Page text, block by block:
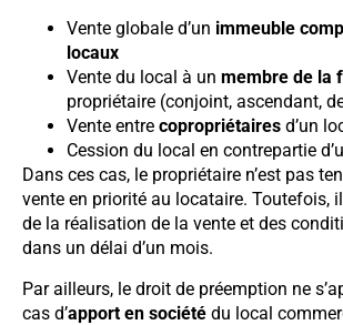
Vente globale d’un immeuble
locaux
Vente du local à un membre de la
propriétaire (conjoint, ascendant,
Vente entre copropriétaires d’un
Cession du local en contrepartie
Dans ces cas, le propriétaire n’est pas
vente en priorité au locataire. Toutefois,
de la réalisation de la vente et des
dans un délai d’un mois.
Par ailleurs, le droit de préemption ne
cas d’apport en société du local